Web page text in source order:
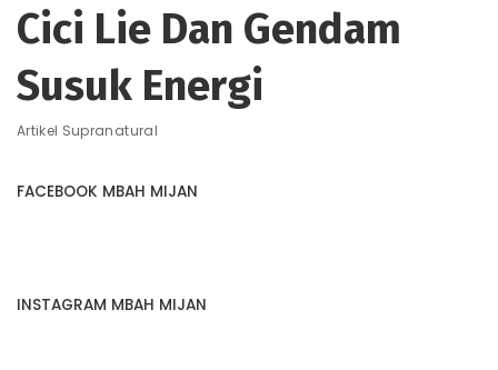
Cici Lie Dan Gendam
Susuk Energi
Artikel Supranatural
FACEBOOK MBAH MIJAN
INSTAGRAM MBAH MIJAN